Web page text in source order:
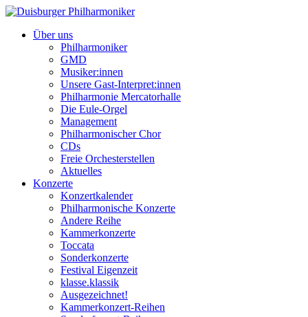
Über uns
Philharmoniker
GMD
Musiker:innen
Unsere Gast-Interpret:innen
Philharmonie Mercatorhalle
Die Eule-Orgel
Management
Philharmonischer Chor
CDs
Freie Orchesterstellen
Aktuelles
Konzerte
Konzertkalender
Philharmonische Konzerte
Andere Reihe
Kammerkonzerte
Toccata
Sonderkonzerte
Festival Eigenzeit
klasse.klassik
Ausgezeichnet!
Kammerkonzert-Reihen